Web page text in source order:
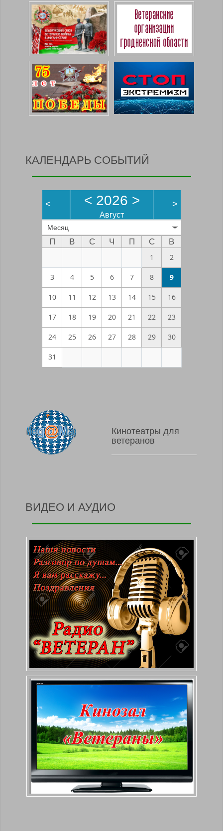
КАЛЕНДАРЬ СОБЫТИЙ
< < 2026 >
Август
>
Месяц
П В С Ч П С
В
1
2
3 4 5 6 7 8 9
10 11 12 13 14 15 16
17 18 19 20 21 22 23
24 25 26 27 28 29 30
31
Кинотеатры для
ветеранов
ВИДЕО И АУДИО